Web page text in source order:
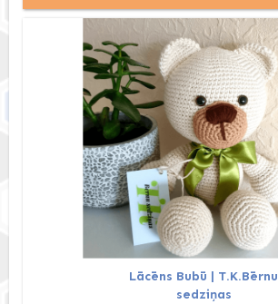
Lācēns Bubū | T.K.Bērnu
sedziņas